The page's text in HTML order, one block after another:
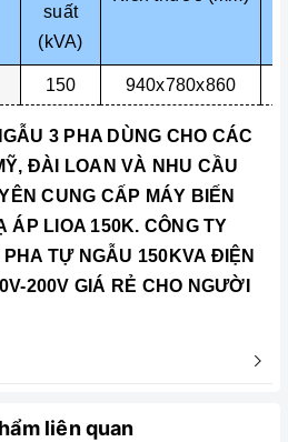
suất
(kVA)
150 940x780x860
3 PHA DÙNG CHO CÁC
ĐÀI LOAN VÀ NHU CẦU
CUNG CẤP MÁY BIẾN
ÁP LIOA 150K. CÔNG TY
PHA TỰ NGẪU 150KVA ĐIỆN
200V GIÁ RẺ CHO NGƯỜI
liên quan